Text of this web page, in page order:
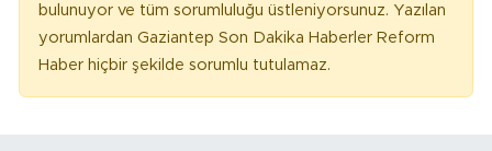
bulunuyor ve tüm sorumluluğu üstleniyorsunuz. Yazılan
yorumlardan Gaziantep Son Dakika Haberler Reform
Haber hiçbir şekilde sorumlu tutulamaz.